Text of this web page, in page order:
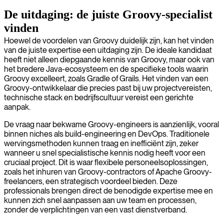
De uitdaging: de juiste Groovy-specialist
vinden
Hoewel de voordelen van Groovy duidelijk zijn, kan het vinden
van de juiste expertise een uitdaging zijn. De ideale kandidaat
heeft niet alleen diepgaande kennis van Groovy, maar ook van
het bredere Java-ecosysteem en de specifieke tools waarin
Groovy excelleert, zoals Gradle of Grails. Het vinden van een
Groovy-ontwikkelaar die precies past bij uw projectvereisten,
technische stack en bedrijfscultuur vereist een gerichte
aanpak.
De vraag naar bekwame Groovy-engineers is aanzienlijk, vooral
binnen niches als build-engineering en DevOps. Traditionele
wervingsmethoden kunnen traag en inefficiënt zijn, zeker
wanneer u snel specialistische kennis nodig heeft voor een
cruciaal project. Dit is waar flexibele personeelsoplossingen,
zoals het inhuren van Groovy-contractors of Apache Groovy-
freelancers, een strategisch voordeel bieden. Deze
professionals brengen direct de benodigde expertise mee en
kunnen zich snel aanpassen aan uw team en processen,
zonder de verplichtingen van een vast dienstverband.